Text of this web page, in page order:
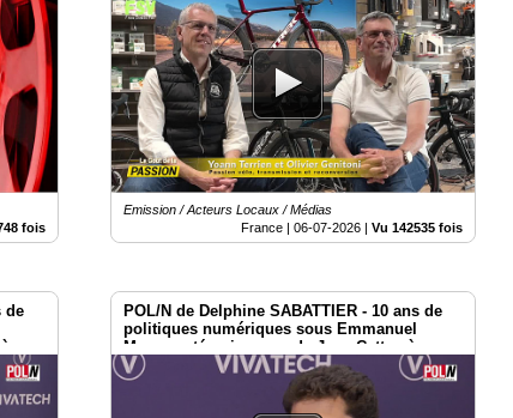
fois
Emission / Acteurs Locaux / Médias
France |06-07-2026 |Vu 142535 fois
de
POL/N de Delphine SABATTIER - 10 ans de
politiques numériques sous Emmanuel
Macron : témoignages de Jean Cattan à
Vivatech 2026